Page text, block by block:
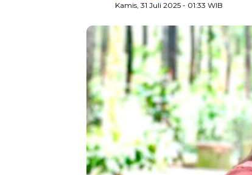
Kamis, 31 Juli 2025 - 01:33 WIB